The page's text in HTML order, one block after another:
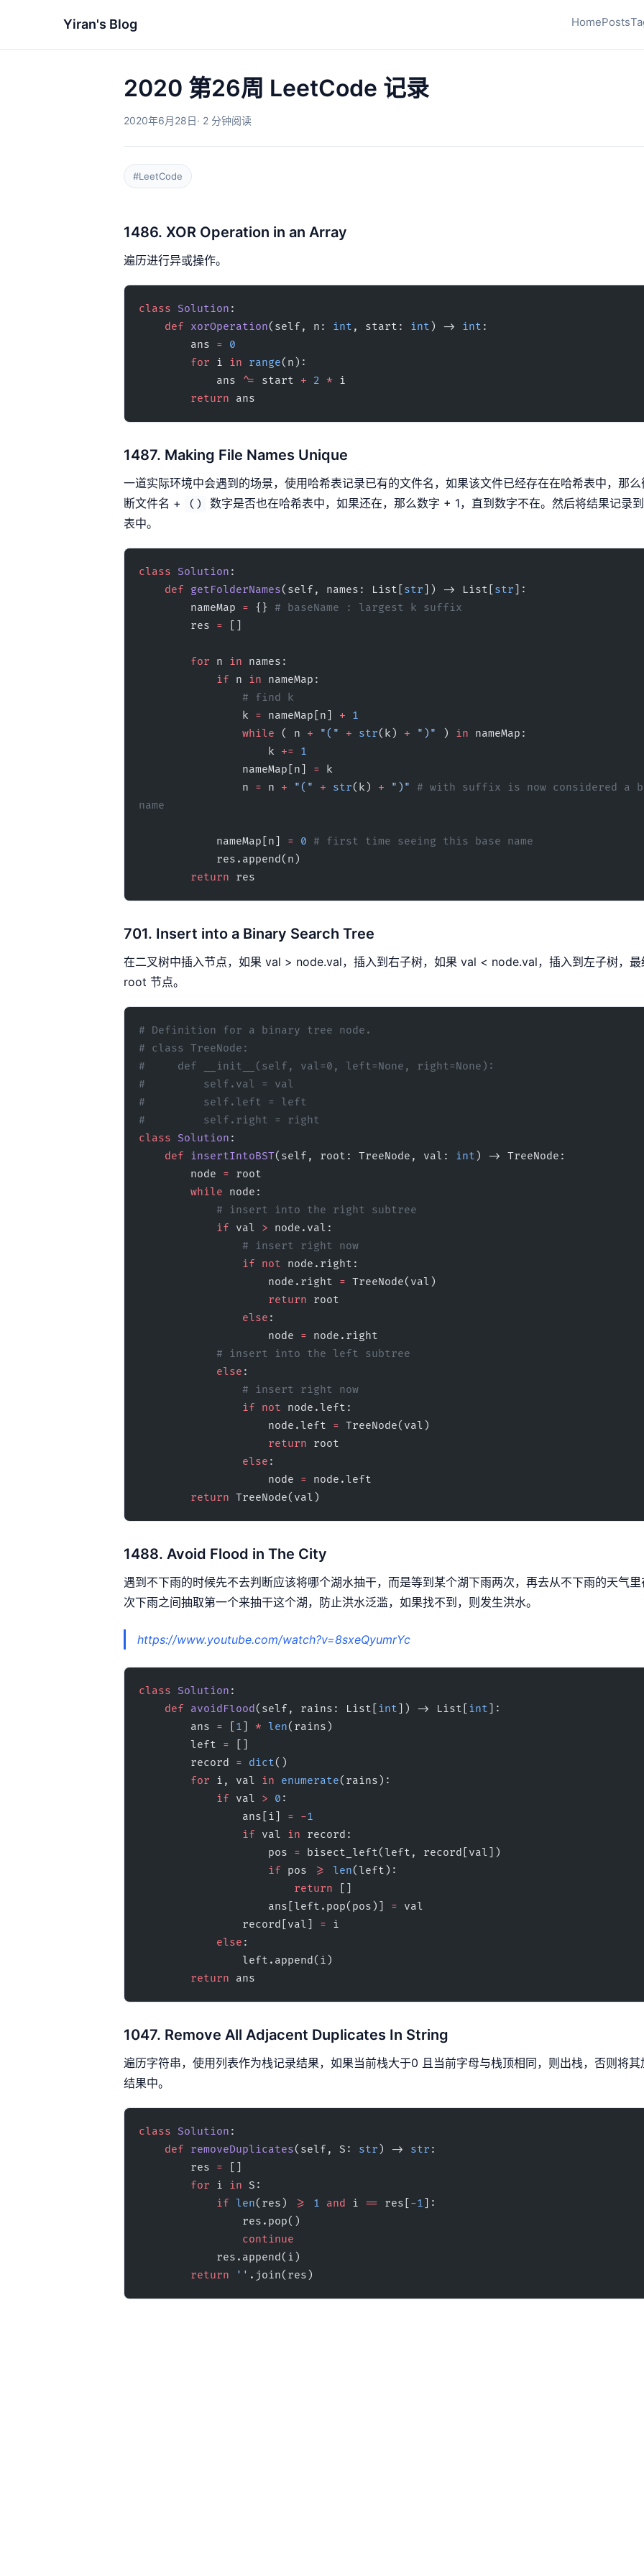
Yiran's Blog HomePosts
2020 第26周 LeetCode 记录
2020年6月28日· 2 分钟阅读
#LeetCode
1486. XOR Operation in an Array
遍历进行异或操作。
class Solution :
    def
xorOperation(self, n: int , start: int ) -> int :
        ans
= 0
        for
i in range(n):
            ans
^= start + 2 * i
        return
ans
1487. Making File Names Unique
一道实际环境中会遇到的场景，使用哈希表记录已有的文件名，如果该文件已经存在在哈希表中，那
断文件名 +
()
数字是否也在哈希表中，如果还在，那么数字 + 1，直到数字不在。然后将结果记录
表中。
class Solution :
    def
getFolderNames(self, names: List[ str ]) -> List[ str ]:
        nameMap
= {} # baseName : largest k suffix
        res
=
        for
n in names:
            if
n in nameMap:
                # find k
                k
= nameMap[n] + 1
                while
( n + "(" + str(k) + ")" ) in nameMap:
                    k
+= 1
                nameMap[n]
= k
                n
= n + "(" + str(k) + ")"
# with suffix is now considered a
name
            nameMap[n]
= 0 # first time seeing this base name
            res.append(n)
        return
res
701. Insert into a Binary Search Tree
在二叉树中插入节点，如果 val > node.val，插入到右子树，如果 val < node.val，插入到左子树，最
root 节点。
# Definition for a binary tree node.
# class TreeNode:
#     def __init__(self, val=0, left=None, right=None):
#         self.val = val
#         self.left = left
#         self.right = right
class Solution :
    def
insertIntoBST(self, root: TreeNode, val: int ) -> TreeNode:
        node
= root
        while
node:
            # insert into the right subtree
            if
val > node.val:
                # insert right now
                if
not node.right:
                    node.right
= TreeNode(val)
                    return
root
                else
:
                    node
= node.right
            # insert into the left subtree
            else
:
                # insert right now
                if
not node.left:
                    node.left
= TreeNode(val)
                    return
root
                else
:
                    node
= node.left
        return
TreeNode(val)
1488. Avoid Flood in The City
遇到不下雨的时候先不去判断应该将哪个湖水抽干，而是等到某个湖下雨两次，再去从不下雨的天气
次下雨之间抽取第一个来抽干这个湖，防止洪水泛滥，如果找不到，则发生洪水。
https://www.youtube.com/watch?v=8sxeQyumrYc
class Solution :
    def
avoidFlood(self, rains: List[ int ]) -> List[ int ]:
        ans
= 1 * len(rains)
        left
=
        record
= dict()
        for
i, val in enumerate(rains):
            if
val > 0 :
                ans[i]
= -1
                if
val in record:
                    pos
= bisect_left(left, record[val])
                    if
pos >= len(left):
                        return
                    ans[left.pop(pos)]
= val
                record[val]
= i
            else
:
                left.append(i)
        return
ans
1047. Remove All Adjacent Duplicates In String
遍历字符串，使用列表作为栈记录结果，如果当前栈大于0 且当前字母与栈顶相同，则出栈，否则将其
结果中。
class Solution :
    def
removeDuplicates(self, S: str ) -> str :
        res
=
        for
i in S:
            if
len(res) >= 1 and i == res[ -1 ]:
                res.pop()
                continue
            res.append(i)
        return
'' .join(res)